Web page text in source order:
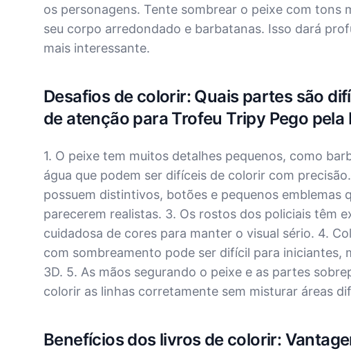
os personagens. Tente sombrear o peixe com tons
seu corpo arredondado e barbatanas. Isso dará
mais interessante.
Desafios de colorir: Quais partes são
de atenção para Trofeu Tripy Pego pela
1. O peixe tem muitos detalhes pequenos, como
água que podem ser difíceis de colorir com
possuem distintivos, botões e pequenos emblemas
parecerem realistas. 3. Os rostos dos policiais têm
cuidadosa de cores para manter o visual sério. 4.
com sombreamento pode ser difícil para iniciantes,
3D. 5. As mãos segurando o peixe e as partes
colorir as linhas corretamente sem misturar áreas
Benefícios dos livros de colorir: